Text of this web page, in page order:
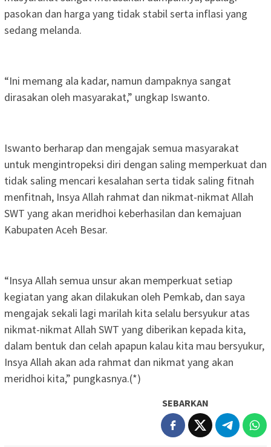
pasokan dan harga yang tidak stabil serta inflasi yang
sedang melanda.
“Ini memang ala kadar, namun dampaknya sangat
dirasakan oleh masyarakat,” ungkap Iswanto.
Iswanto berharap dan mengajak semua masyarakat
untuk mengintropeksi diri dengan saling memperkuat dan
tidak saling mencari kesalahan serta tidak saling fitnah
menfitnah, Insya Allah rahmat dan nikmat-nikmat Allah
SWT yang akan meridhoi keberhasilan dan kemajuan
Kabupaten Aceh Besar.
“Insya Allah semua unsur akan memperkuat setiap
kegiatan yang akan dilakukan oleh Pemkab, dan saya
mengajak sekali lagi marilah kita selalu bersyukur atas
nikmat-nikmat Allah SWT yang diberikan kepada kita,
dalam bentuk dan celah apapun kalau kita mau bersyukur,
Insya Allah akan ada rahmat dan nikmat yang akan
meridhoi kita,” pungkasnya.(*)
SEBARKAN